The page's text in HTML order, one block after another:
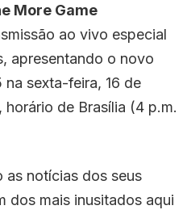
More Game
ao vivo especial
apresentando o novo
sexta-feira, 16 de
de Brasília (4 p.m.
as notícias dos seus
dos mais inusitados aqui